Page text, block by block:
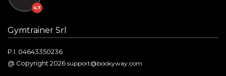
Gymtrainer Srl
P.I. 04643350236
@ Copyright 2026 support@bookyway.com